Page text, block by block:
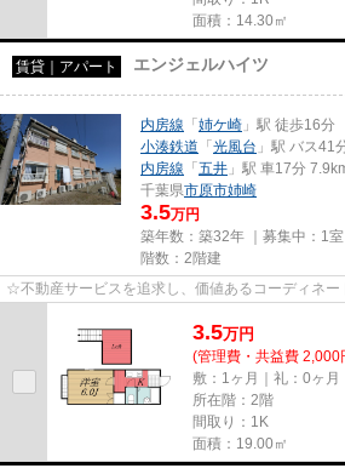
面積：14.30㎡
賃貸｜アパート エンジェルハイツ
内房線 「姉ケ崎 」駅 徒歩16分
小湊鉄道 「光風台 」駅 バス41
内房線 「五井 」駅 車17分
千葉県市原市姉崎
3.5万円
築年数：築32年 ｜募集中： 1室
階数：2階建
☆不動産サービスを追求し、価値あるコーディネ
3.5万円
(管理費・共益費 2,000
敷：1ヶ月｜礼：0ヶ月
所在階：2階
間取り：1K
面積：19.00㎡